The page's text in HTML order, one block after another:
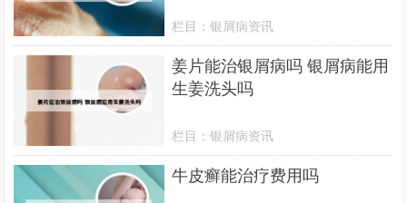
栏目：银屑病资讯
姜片能治银屑病吗 银屑病能用
生姜洗头吗
栏目：银屑病资讯
牛皮癣能治疗费用吗